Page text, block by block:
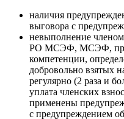
наличия
выговора с
невыполнение
РО МСЭФ, МСЭФ,
компетенции,
добровольно взятых
регулярно (2 раза и
уплата членских
применены
с предупреждением